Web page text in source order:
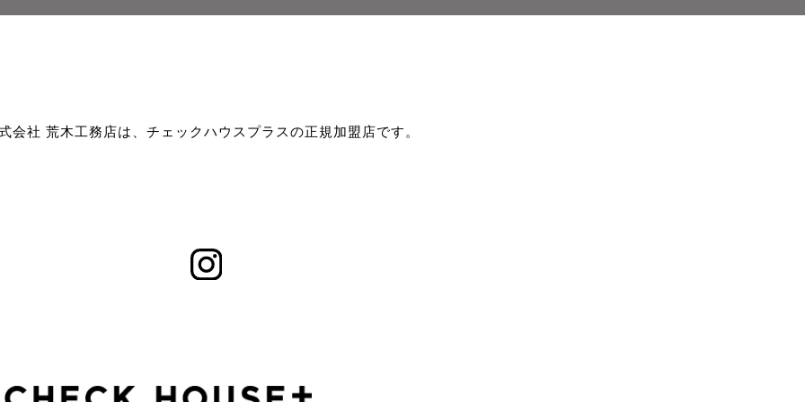
会社 荒木工務店は、チェックハウスプラスの正規加盟店です。